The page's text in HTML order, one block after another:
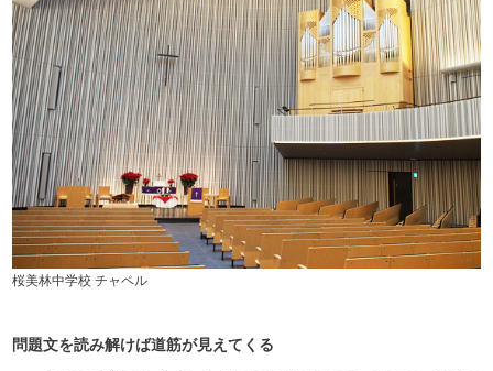
桜美林中学校 チャペル
問題文を読み解けば道筋が見えてくる